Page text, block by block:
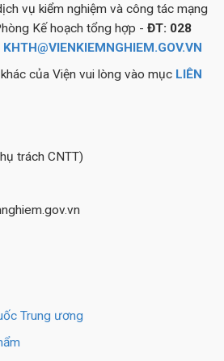
vụ kiểm nghiệm và công tác mạng
Kế hoạch tổng hợp - ĐT: 028
KHTH@VIENKIEMNGHIEM.GOV.VN
của Viện vui lòng vào mục LIÊN
trách CNTT)
Trung ương